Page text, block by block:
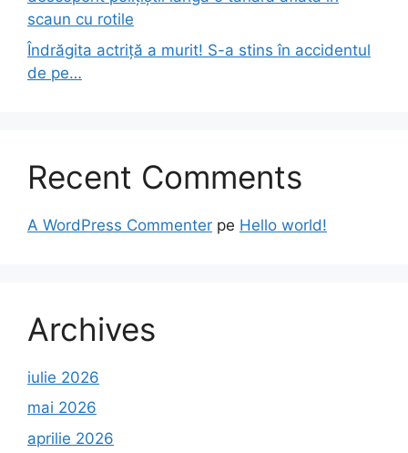
scaun cu rotile
Îndrăgita actriță a murit! S-a stins în accidentul
de pe…
Recent Comments
A WordPress Commenter pe Hello world!
Archives
iulie 2026
mai 2026
aprilie 2026